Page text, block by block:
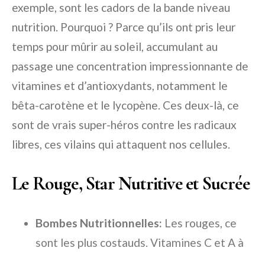
exemple, sont les cadors de la bande niveau
nutrition. Pourquoi ? Parce qu’ils ont pris leur
temps pour mûrir au soleil, accumulant au
passage une concentration impressionnante de
vitamines et d’antioxydants, notamment le
bêta-carotène et le lycopène. Ces deux-là, ce
sont de vrais super-héros contre les radicaux
libres, ces vilains qui attaquent nos cellules.
Le Rouge, Star Nutritive et Sucrée
Bombes Nutritionnelles: Les rouges, ce
sont les plus costauds. Vitamines C et A à